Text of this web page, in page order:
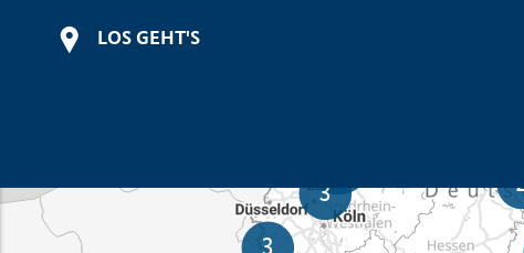
LOS GEHT'S